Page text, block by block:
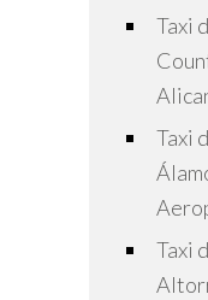
Taxi
Taxi
Taxi